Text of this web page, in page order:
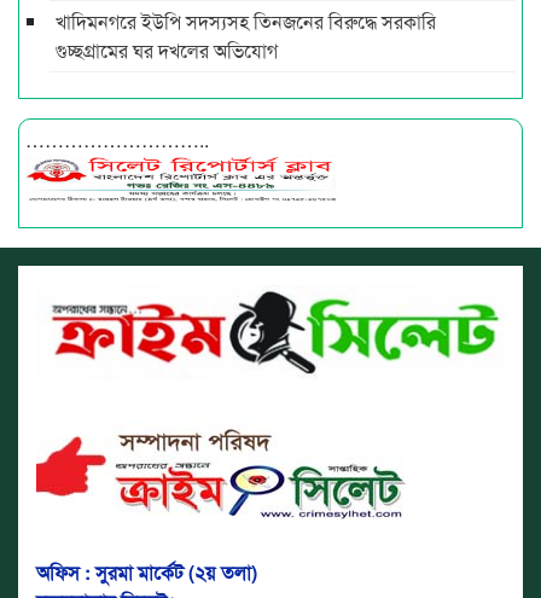
খাদিমনগরে ইউপি সদস্যসহ তিনজনের বিরুদ্ধে সরকারি
গুচ্ছগ্রামের ঘর দখলের অভিযোগ
………………………..
অফিস : সুরমা মার্কেট (২য় তলা)